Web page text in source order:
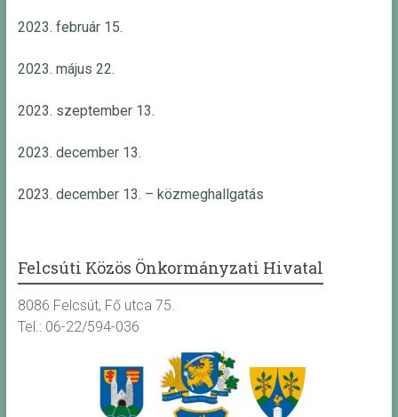
2023. február 15.
2023. május 22.
2023. szeptember 13.
2023. december 13.
2023. december 13. – közmeghallgatás
Felcsúti Közös Önkormányzati Hivatal
8086 Felcsút, Fő utca 75.
Tel.: 06-22/594-036